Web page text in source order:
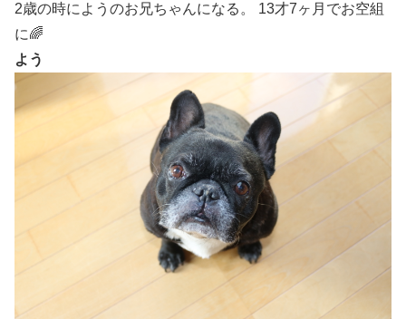
2歳の時にようのお兄ちゃんになる。 13才7ヶ月でお空組
に🌈
よう